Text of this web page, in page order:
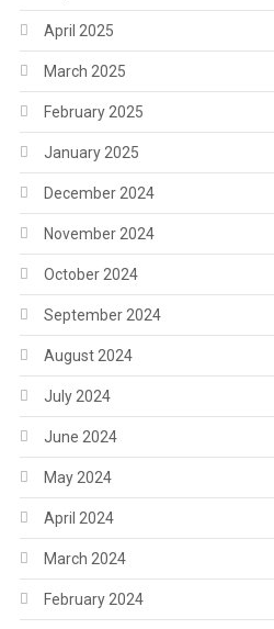
April 2025
March 2025
February 2025
January 2025
December 2024
November 2024
October 2024
September 2024
August 2024
July 2024
June 2024
May 2024
April 2024
March 2024
February 2024